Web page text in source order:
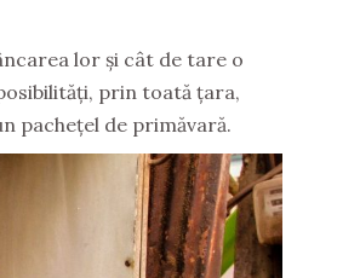
lor și cât de tare o
prin toată țara,
pachețel de primăvară.